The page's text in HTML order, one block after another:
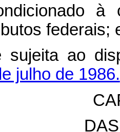
à
federais;
sujeita ao
julho de 1986.